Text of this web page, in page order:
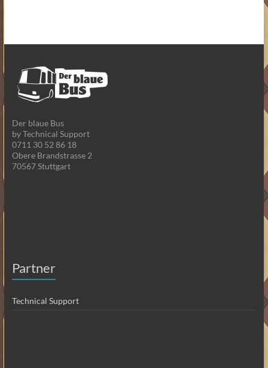
Der blaue Bus
by Technical Support
0711 30 52 86 18
Obere Brandstrasse 2
70567 Stuttgart
Partner
Technical Support